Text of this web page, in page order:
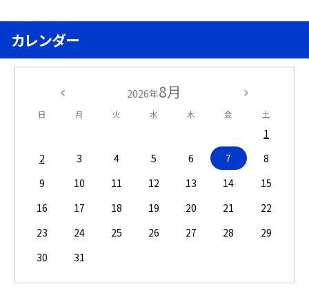
カレンダー
2026年8月
日 月 火 水 木 金 土
1
2
3 4 5 6 7
8
9
10 11 12 13 14
15
16
17 18 19 20 21
22
23
24 25 26 27 28
29
30
31